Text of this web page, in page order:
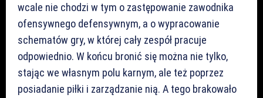
wcale nie chodzi w tym o zastępowanie zawodnika
ofensywnego defensywnym, a o wypracowanie
schematów gry, w której cały zespół pracuje
odpowiednio. W końcu bronić się można nie tylko,
stając we własnym polu karnym, ale też poprzez
posiadanie piłki i zarządzanie nią. A tego brakowało